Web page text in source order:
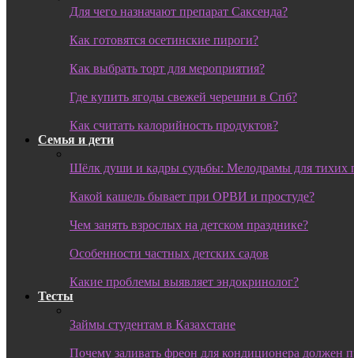
Для чего назначают препарат Саксенда?
Как готовятся осетинские пироги?
Как выбрать торт для мероприятия?
Где купить ягоды свежей черешни в Спб?
Как считать калорийность продуктов?
Семья и дети
Шёлк души и кадры судьбы: Мелодрамы для тихих
Какой кашель бывает при ОРВИ и простуде?
Чем занять взрослых на детском празднике?
Особенности частных детских садов
Какие проблемы выявляет эндокринолог?
Тесты
Займы студентам в Казахстане
Почему заливать фреон для кондиционера должен